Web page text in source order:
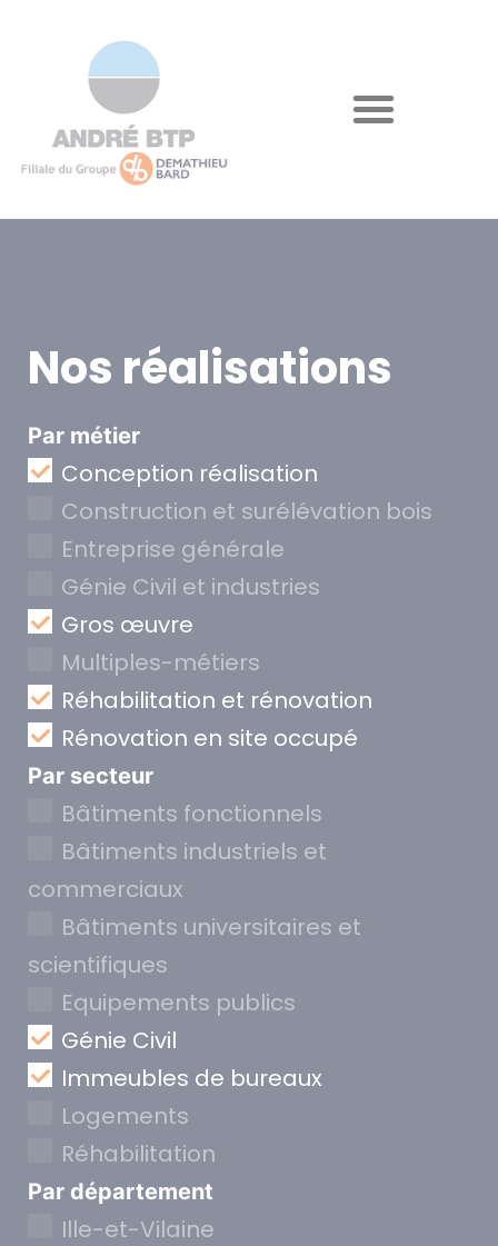
Nos réalisations
Par métier
Conception réalisation
Construction et surélévation bois
Entreprise générale
Génie Civil et industries
Gros œuvre
Multiples-métiers
Réhabilitation et rénovation
Rénovation en site occupé
Par secteur
Bâtiments fonctionnels
Bâtiments industriels et
commerciaux
Bâtiments universitaires et
scientifiques
Equipements publics
Génie Civil
Immeubles de bureaux
Logements
Réhabilitation
Par département
Ille-et-Vilaine